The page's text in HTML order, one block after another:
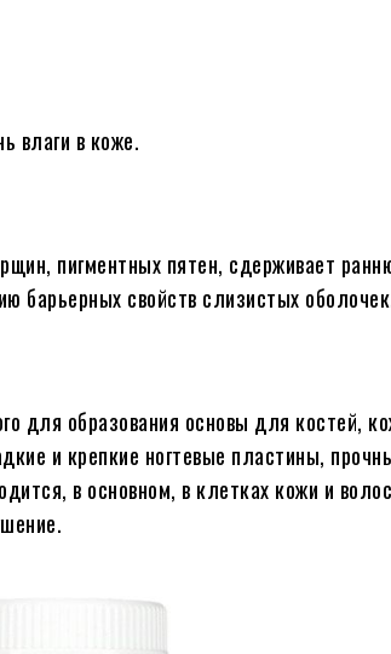
влаги в коже.
пигментных пятен, сдерживает
барьерных свойств слизистых
для образования основы для костей,
и крепкие ногтевые пластины,
в основном, в клетках кожи и